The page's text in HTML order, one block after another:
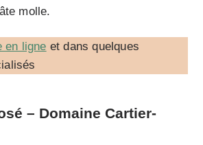
molle.
en ligne et dans quelques
– Domaine Cartier-